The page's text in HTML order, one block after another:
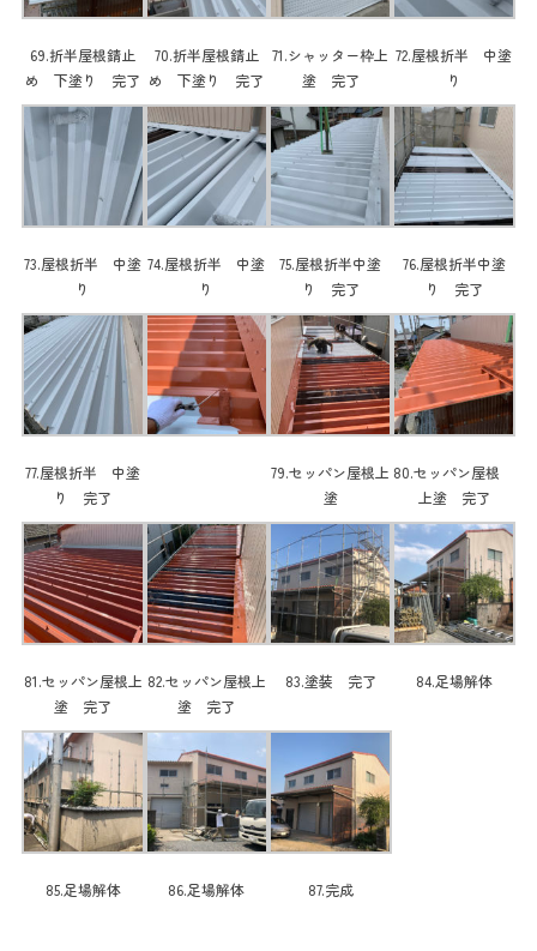
69.折半屋根錆止
め 下塗り 完了
70.折半屋根錆止
め 下塗り 完了
71.シャッター枠上
塗 完了
72.屋根折半 中塗
り
73.屋根折半 中塗
り
74.屋根折半 中塗
り
75.屋根折半中塗
り 完了
76.屋根折半中塗
り 完了
77.屋根折半 中塗
り 完了
79.セッパン屋根上
塗
80.セッパン屋根
上塗 完了
81.セッパン屋根上
塗 完了
82.セッパン屋根上
塗 完了
83.塗装 完了 84.足場解体
85.足場解体 86.足場解体 87.完成